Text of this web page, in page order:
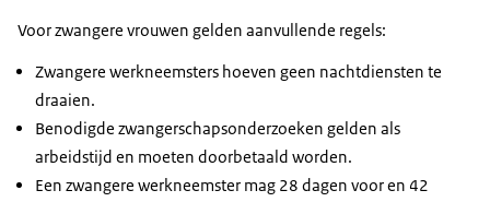
Voor zwangere vrouwen gelden aanvullende regels:
Zwangere werkneemsters hoeven geen nachtdiensten te
draaien.
Benodigde zwangerschapsonderzoeken gelden als
arbeidstijd en moeten doorbetaald worden.
Een zwangere werkneemster mag 28 dagen voor en 42